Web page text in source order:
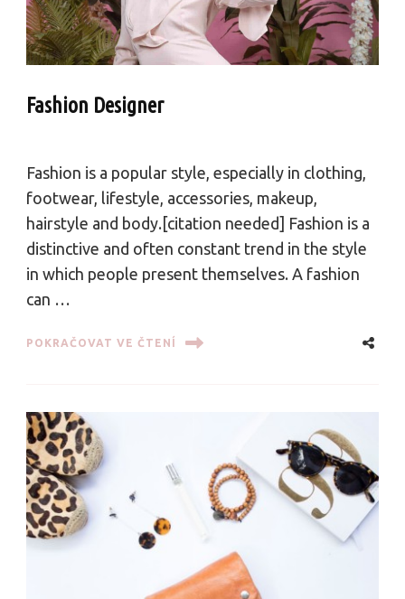
Fashion Designer
Fashion is a popular style, especially in clothing,
footwear, lifestyle, accessories, makeup,
hairstyle and body.[citation needed] Fashion is a
distinctive and often constant trend in the style
in which people present themselves. A fashion
can …
POKRAČOVAT VE ČTENÍ